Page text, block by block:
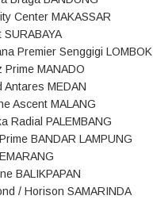
Center MAKASSAR
Premier Senggigi LOMBOK
Prime MANADO
Antares MEDAN
Ascent MALANG
Radial PALEMBANG
BANDAR LAMPUNG
BALIKPAPAN
/ Horison SAMARINDA